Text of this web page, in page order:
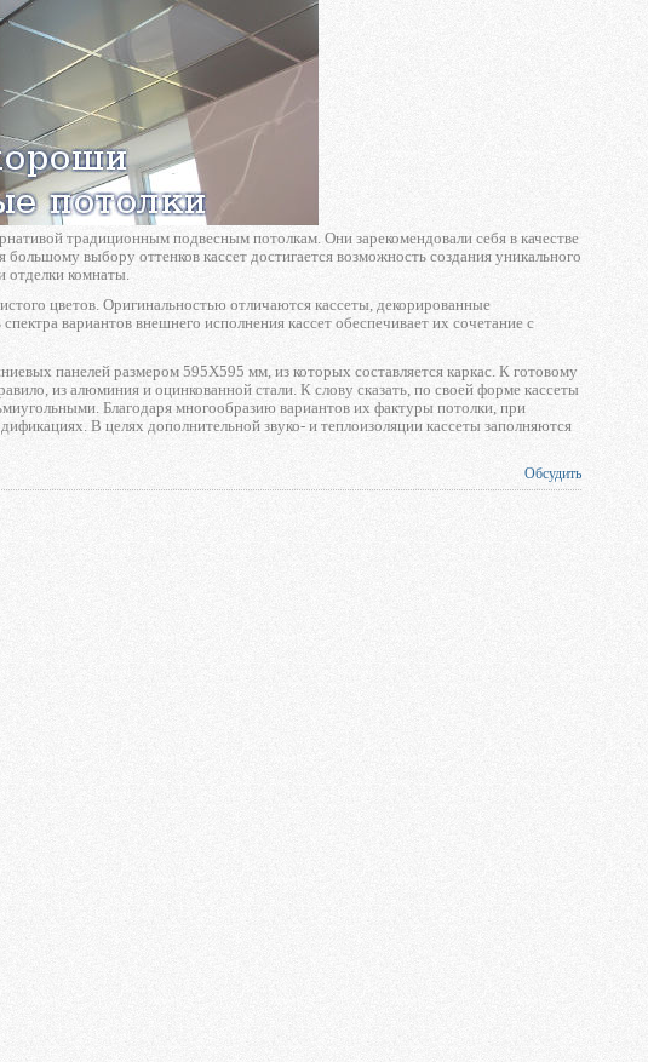
традиционным подвесным потолкам. Они зарекомендовали себя в качестве
выбору оттенков кассет достигается возможность создания уникального
отделки комнаты.
цветов. Оригинальностью отличаются кассеты, декорированные
вариантов внешнего исполнения кассет обеспечивает их сочетание с
панелей размером 595X595 мм, из которых составляется каркас. К готовому
из алюминия и оцинкованной стали. К слову сказать, по своей форме кассеты
Благодаря многообразию вариантов их фактуры потолки, при
В целях дополнительной звуко- и теплоизоляции кассеты заполняются
Обсудить